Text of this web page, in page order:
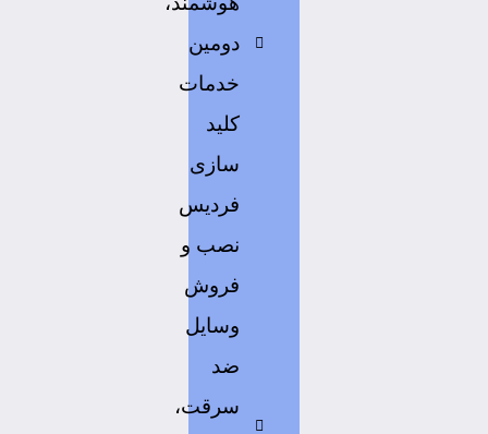
دومین
خدمات
کلید
سازی
فردیس
نصب و
فروش
وسایل
ضد
سرقت،